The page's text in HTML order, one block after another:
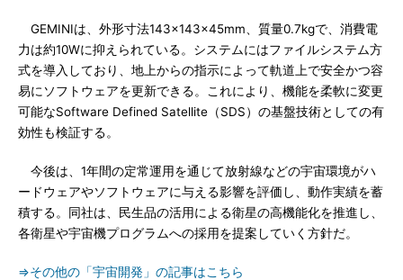
GEMINIは、外形寸法143×143×45mm、質量0.7kgで、消費電
力は約10Wに抑えられている。システムにはファイルシステム方
式を導入しており、地上からの指示によって軌道上で安全かつ容
易にソフトウェアを更新できる。これにより、機能を柔軟に変更
可能なSoftware Defined Satellite（SDS）の基盤技術としての有
効性も検証する。
今後は、1年間の定常運用を通じて放射線などの宇宙環境がハ
ードウェアやソフトウェアに与える影響を評価し、動作実績を蓄
積する。同社は、民生品の活用による衛星の高機能化を推進し、
各衛星や宇宙機プログラムへの採用を提案していく方針だ。
⇒その他の「宇宙開発」の記事はこちら